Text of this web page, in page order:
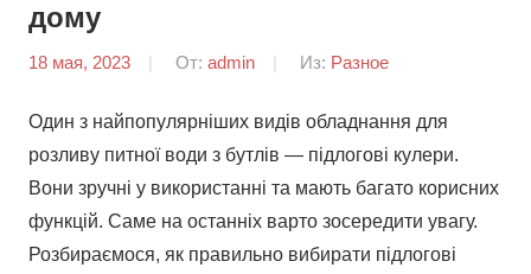
дому
18 мая, 2023 От: admin Из: Разное
Один з найпопулярніших видів обладнання для
розливу питної води з бутлів — підлогові кулери.
Вони зручні у використанні та мають багато корисних
функцій. Саме на останніх варто зосередити увагу.
Розбираємося, як правильно вибирати підлогові